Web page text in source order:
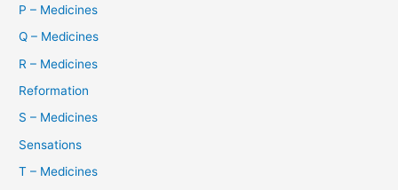
P – Medicines
Q – Medicines
R – Medicines
Reformation
S – Medicines
Sensations
T – Medicines